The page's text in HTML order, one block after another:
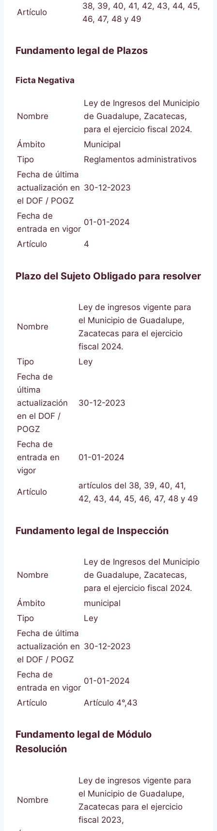
Artículo
38, 39, 40, 41, 42, 43, 44, 45,
46, 47, 48 y 49
Fundamento legal de Plazos
Ficta Negativa
Nombre
Ley de Ingresos del Municipio
de Guadalupe, Zacatecas,
para el ejercicio fiscal 2024.
Ámbito
Municipal
Tipo
Reglamentos administrativos
Fecha de última
actualización en
el DOF / POGZ
30-12-2023
Fecha de
entrada en vigor
01-01-2024
Artículo 4
Plazo del Sujeto Obligado para resolver
Nombre
Ley de ingresos vigente para
el Municipio de Guadalupe,
Zacatecas para el ejercicio
fiscal 2024.
Tipo
Ley
Fecha de
última
actualización
en el DOF /
POGZ
30-12-2023
Fecha de
entrada en
vigor
01-01-2024
Artículo
artículos del 38, 39, 40, 41,
42, 43, 44, 45, 46, 47, 48 y 49
Fundamento legal de Inspección
Nombre
Ley de Ingresos del Municipio
de Guadalupe, Zacatecas,
para el ejercicio fiscal 2024.
Ámbito
municipal
Tipo
Ley
Fecha de última
actualización en
el DOF / POGZ
30-12-2023
Fecha de
entrada en vigor
01-01-2024
Artículo Artículo 4°,43
Fundamento legal de Módulo
Resolución
Nombre
Ley de ingresos vigente para
el Municipio de Guadalupe,
Zacatecas para el ejercicio
fiscal 2023,